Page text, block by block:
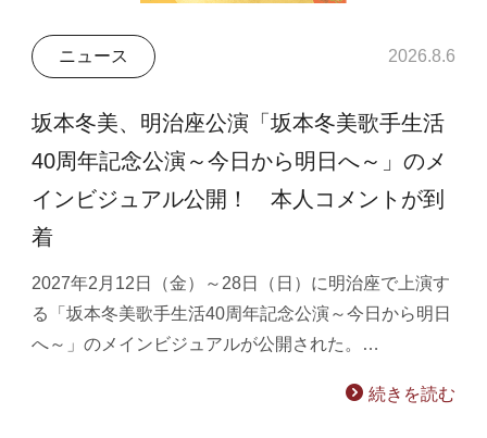
ニュース 2026.8.6
坂本冬美、明治座公演「坂本冬美歌手生活
40周年記念公演～今日から明日へ～」のメ
インビジュアル公開！ 本人コメントが到
着
2027年2月12日（金）～28日（日）に明治座で上演す
る「坂本冬美歌手生活40周年記念公演～今日から明日
へ～」のメインビジュアルが公開された。…
続きを読む